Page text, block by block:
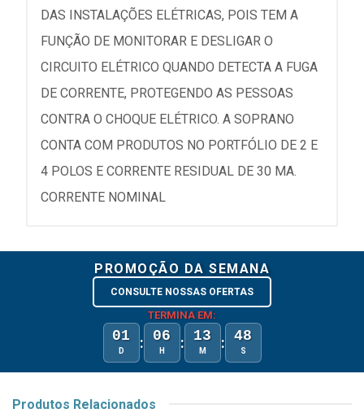
DAS INSTALAÇÕES ELÉTRICAS, POIS TEM A
FUNÇÃO DE MONITORAR E DESLIGAR O
CIRCUITO ELÉTRICO QUANDO DETECTA A FUGA
DE CORRENTE, PROTEGENDO AS PESSOAS
CONTRA O CHOQUE ELÉTRICO. A SOPRANO
CONTA COM PRODUTOS NO PORTFÓLIO DE 2 E
4 POLOS E CORRENTE RESIDUAL DE 30 MA.
CORRENTE NOMINAL
PROMOÇÃO DA SEMANA
CONSULTE NOSSAS OFERTAS
TERMINA EM:
01
D : 06
H : 13
M : 47
S
Produtos Relacionados